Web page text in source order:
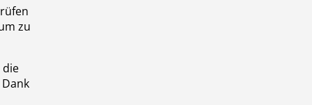
zu
die